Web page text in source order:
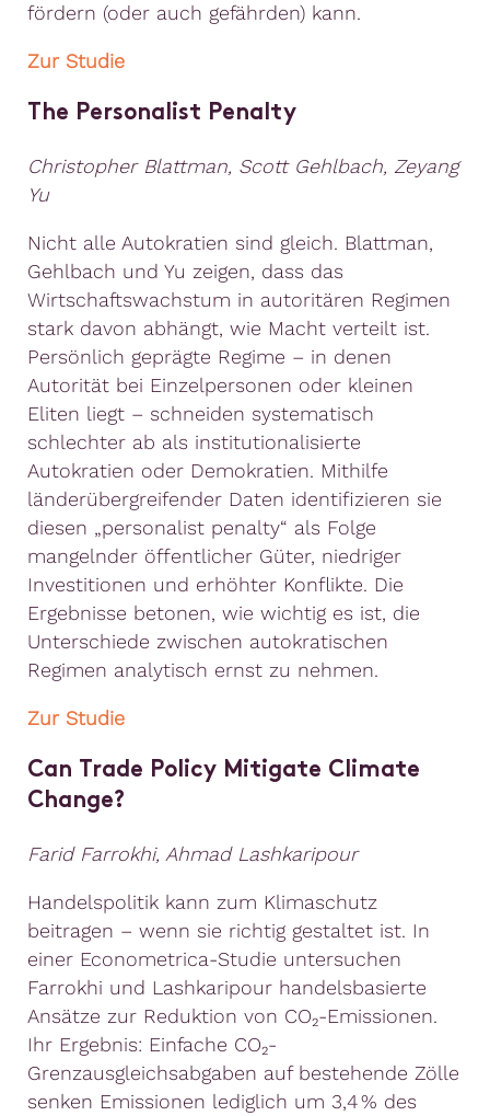
fördern (oder auch gefährden) kann.
Zur Studie
The Personalist Penalty
Christopher Blattman, Scott Gehlbach, Zeyang
Yu
Nicht alle Autokratien sind gleich. Blattman,
Gehlbach und Yu zeigen, dass das
Wirtschaftswachstum in autoritären Regimen
stark davon abhängt, wie Macht verteilt ist.
Persönlich geprägte Regime – in denen
Autorität bei Einzelpersonen oder kleinen
Eliten liegt – schneiden systematisch
schlechter ab als institutionalisierte
Autokratien oder Demokratien. Mithilfe
länderübergreifender Daten identifizieren sie
diesen „personalist penalty“ als Folge
mangelnder öffentlicher Güter, niedriger
Investitionen und erhöhter Konflikte. Die
Ergebnisse betonen, wie wichtig es ist, die
Unterschiede zwischen autokratischen
Regimen analytisch ernst zu nehmen.
Zur Studie
Can Trade Policy Mitigate Climate
Change?
Farid Farrokhi, Ahmad Lashkaripour
Handelspolitik kann zum Klimaschutz
beitragen – wenn sie richtig gestaltet ist. In
einer Econometrica-Studie untersuchen
Farrokhi und Lashkaripour handelsbasierte
Ansätze zur Reduktion von CO₂-Emissionen.
Ihr Ergebnis: Einfache CO₂-
Grenzausgleichsabgaben auf bestehende Zölle
senken Emissionen lediglich um 3,4 % des